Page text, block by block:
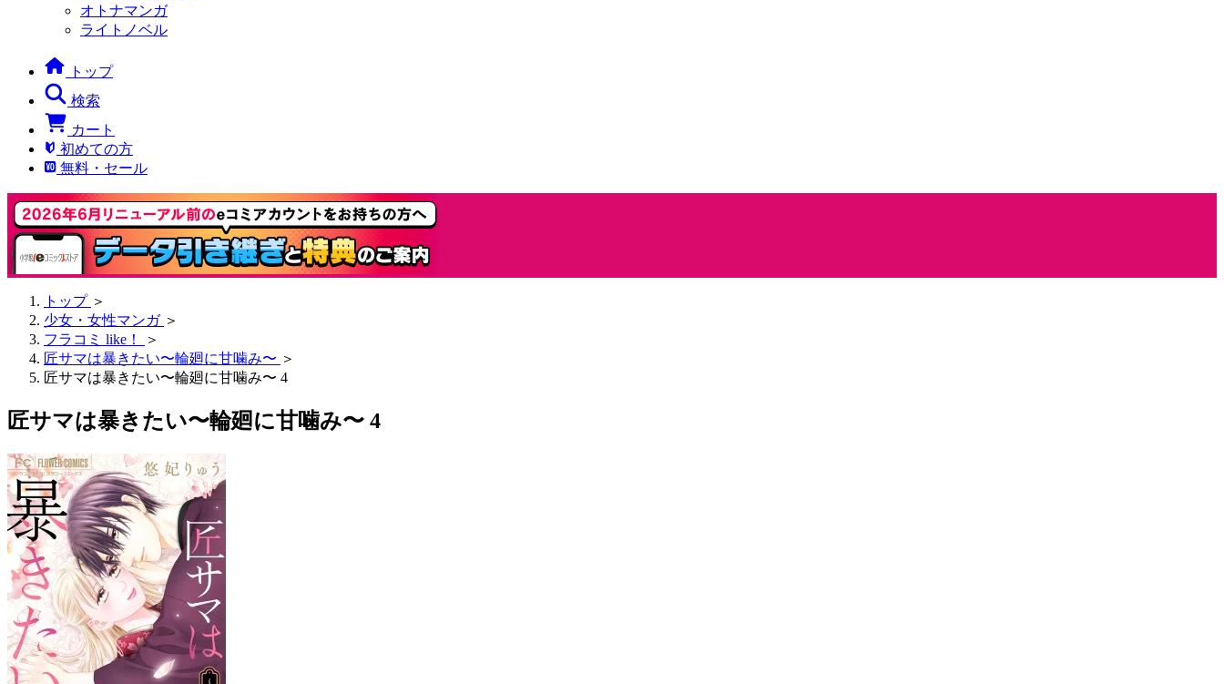
オトナマンガ
ライトノベル
トップ
検索
カート
初めての方
無料・セール
トップ ＞
少女・女性マンガ ＞
フラコミ like！
＞
匠サマは暴きたい〜輪廻に甘噛み〜 ＞
匠サマは暴きたい〜輪廻に甘噛み〜 4
匠サマは暴きたい〜輪廻に甘噛み〜 4